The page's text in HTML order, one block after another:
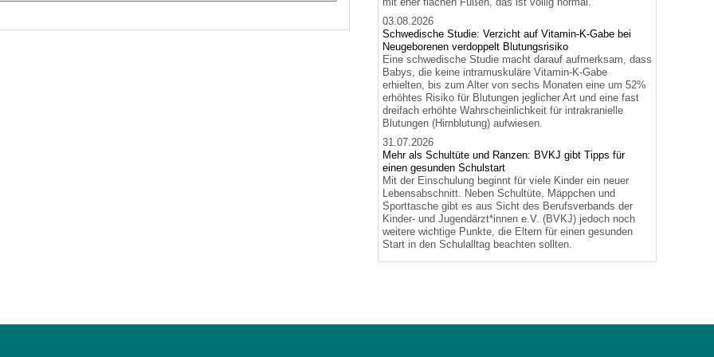
03.08.2026
Schwedische Studie: Verzicht auf Vitamin-K-Gabe bei
Neugeborenen verdoppelt Blutungsrisiko
Eine schwedische Studie macht darauf aufmerksam, dass
Babys, die keine intramuskuläre Vitamin-K-Gabe
erhielten, bis zum Alter von sechs Monaten eine um 52%
erhöhtes Risiko für Blutungen jeglicher Art und eine fast
dreifach erhöhte Wahrscheinlichkeit für intrakranielle
Blutungen (Hirnblutung) aufwiesen.
31.07.2026
Mehr als Schultüte und Ranzen: BVKJ gibt Tipps für
einen gesunden Schulstart
Mit der Einschulung beginnt für viele Kinder ein neuer
Lebensabschnitt. Neben Schultüte, Mäppchen und
Sporttasche gibt es aus Sicht des Berufsverbands der
Kinder- und Jugendärzt*innen e.V. (BVKJ) jedoch noch
weitere wichtige Punkte, die Eltern für einen gesunden
Start in den Schulalltag beachten sollten.